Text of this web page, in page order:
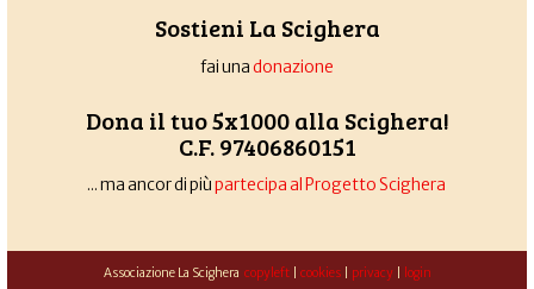
Sostieni La Scighera
fai unadonazione
Dona il tuo 5x1000 alla Scighera!
C.F. 97406860151
... ma ancor di piùpartecipa al Progetto Scighera
Associazione La Scighera copyleft| cookies| privacy| login